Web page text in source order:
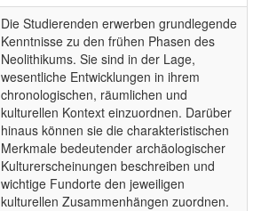
Die Studierenden erwerben grundlegende
Kenntnisse zu den frühen Phasen des
Neolithikums. Sie sind in der Lage,
wesentliche Entwicklungen in ihrem
chronologischen, räumlichen und
kulturellen Kontext einzuordnen. Darüber
hinaus können sie die charakteristischen
Merkmale bedeutender archäologischer
Kulturerscheinungen beschreiben und
wichtige Fundorte den jeweiligen
kulturellen Zusammenhängen zuordnen.